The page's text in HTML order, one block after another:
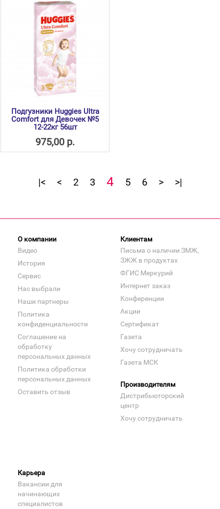
Подгузники Huggies Ultra
Comfort для Девочек №5
12-22кг 56шт
975,00 р.
|< < 2 3 4 5 6 > >|
О компании
Видео
История
Сервис
Нас выбрали
Наши партнеры
Политика
конфиденциальности
Соглашение на
обработку
персональных данных
Политика обработки
персональных данных
Оставить отзыв
Клиентам
Письма о наличии ЗМЖ,
ЗЖЖ в продуктах
ФГИС Меркурий
Интернет заказ
Конференции
Акции
Сертификат
Газета
Хочу сотрудничать
Газета МСК
Производителям
Дистрибьюторский
центр
Хочу сотрудничать
Карьера
Вакансии для
начинающих
специалистов